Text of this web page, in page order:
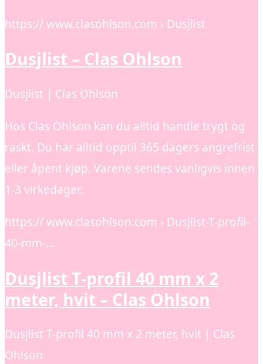
https:// www.clasohlson.com › Dusjlist
Dusjlist – Clas Ohlson
Dusjlist | Clas Ohlson
Hos Clas Ohlson kan du alltid handle trygt og
raskt. Du har alltid opptil 365 dagers angrefrist
eller åpent kjøp. Varene sendes vanligvis innen
1-3 virkedager.
https:// www.clasohlson.com › Dusjlist-T-profil-
40-mm-…
Dusjlist T-profil 40 mm x 2
meter, hvit – Clas Ohlson
Dusjlist T-profil 40 mm x 2 meter, hvit | Clas
Ohlson